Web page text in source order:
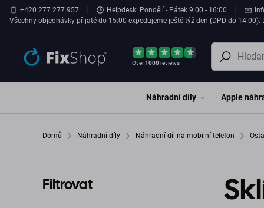
Přeskočit na hlavní obsah
+420 277 277 957 Helpdesk: Pondělí - Pátek 9:00 - 16:00
Všechny objednávky přijaté do 15:00 expedujeme ještě týž den (DPD do 14:00).
Over1000reviews
Náhradní díly Apple
Domů Náhradní díly Náhradní díl na mobilní telefon
Filtrovat